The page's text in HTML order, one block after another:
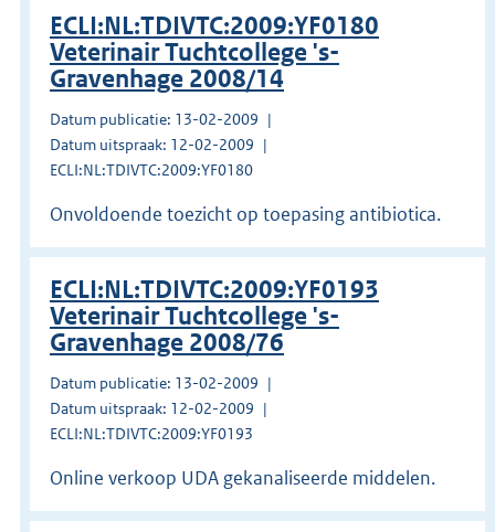
ECLI:NL:TDIVTC:2009:YF0180
Veterinair Tuchtcollege 's-
Gravenhage 2008/14
Datum publicatie: 13-02-2009
Datum uitspraak: 12-02-2009
ECLI:NL:TDIVTC:2009:YF0180
Onvoldoende toezicht op toepasing antibiotica.
ECLI:NL:TDIVTC:2009:YF0193
Veterinair Tuchtcollege 's-
Gravenhage 2008/76
Datum publicatie: 13-02-2009
Datum uitspraak: 12-02-2009
ECLI:NL:TDIVTC:2009:YF0193
Online verkoop UDA gekanaliseerde middelen.